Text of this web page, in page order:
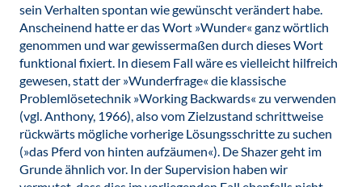
sein Verhalten spontan wie gewünscht verändert habe.
Anscheinend hatte er das Wort »Wunder« ganz wörtlich
genommen und war gewissermaßen durch dieses Wort
funktional fixiert. In diesem Fall wäre es vielleicht hilfreich
gewesen, statt der »Wunderfrage« die klassische
Problemlösetechnik »Working Backwards« zu verwenden
(vgl. Anthony, 1966), also vom Zielzustand schrittweise
rückwärts mögliche vorherige Lösungsschritte zu suchen
(»das Pferd von hinten aufzäumen«). De Shazer geht im
Grunde ähnlich vor. In der Supervision haben wir